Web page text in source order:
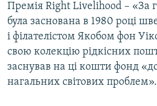
Премія Right Livelihood – «За
була заснована в 1980 році
і філателістом Якобом фон
свою колекцію рідкісних
заснував на ці кошти фонд
нагальних світових проблем».